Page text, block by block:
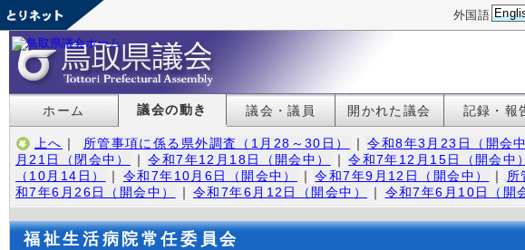
外国語
ホーム 議会の動き 議会・議員 開かれた議会 記録・報
上へ ｜ 所管事項に係る県外調査（1月28～30日） ｜ 令和8年3月23日（開会中
月21日（閉会中）
｜ 令和7年12月18日（開会中） ｜ 令和7年12月15日（開会中）
（10月14日）
｜ 令和7年10月6日（開会中） ｜ 令和7年9月12日（開会中） ｜ 所
和7年6月26日（開会中）
｜ 令和7年6月12日（開会中） ｜ 令和7年6月10日（開
福祉生活病院常任委員会